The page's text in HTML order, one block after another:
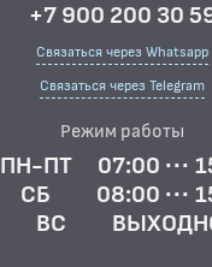
+7 900 200 30
Связаться через Whatsapp
Связаться через Telegram
Режим работы
ПН-ПТ
07:00 ···
СБ
08:00 ···
ВС